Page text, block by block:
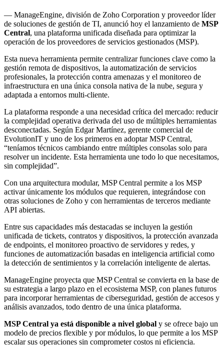
— ManageEngine, división de Zoho Corporation y proveedor líder
de soluciones de gestión de TI, anunció hoy el lanzamiento de MSP
Central, una plataforma unificada diseñada para optimizar la
operación de los proveedores de servicios gestionados (MSP).
Esta nueva herramienta permite centralizar funciones clave como la
gestión remota de dispositivos, la automatización de servicios
profesionales, la protección contra amenazas y el monitoreo de
infraestructura en una única consola nativa de la nube, segura y
adaptada a entornos multi-cliente.
La plataforma responde a una necesidad crítica del mercado: reducir
la complejidad operativa derivada del uso de múltiples herramientas
desconectadas. Según Edgar Martínez, gerente comercial de
EvolutionIT y uno de los primeros en adoptar MSP Central,
“teníamos técnicos cambiando entre múltiples consolas solo para
resolver un incidente. Esta herramienta une todo lo que necesitamos,
sin complejidad”.
Con una arquitectura modular, MSP Central permite a los MSP
activar únicamente los módulos que requieren, integrándose con
otras soluciones de Zoho y con herramientas de terceros mediante
API abiertas.
Entre sus capacidades más destacadas se incluyen la gestión
unificada de tickets, contratos y dispositivos, la protección avanzada
de endpoints, el monitoreo proactivo de servidores y redes, y
funciones de automatización basadas en inteligencia artificial como
la detección de sentimientos y la correlación inteligente de alertas.
ManageEngine proyecta que MSP Central se convierta en la base de
su estrategia a largo plazo en el ecosistema MSP, con planes futuros
para incorporar herramientas de ciberseguridad, gestión de accesos y
análisis avanzados, todo dentro de una única plataforma.
MSP Central ya está disponible a nivel global y se ofrece bajo un
modelo de precios flexible y por módulos, lo que permite a los MSP
escalar sus operaciones sin comprometer costos ni eficiencia.